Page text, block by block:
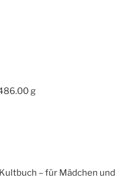
g
– für Mädchen und